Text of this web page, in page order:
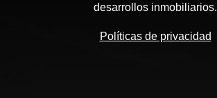
desarrollos inmobiliarios.
Políticas de privacidad